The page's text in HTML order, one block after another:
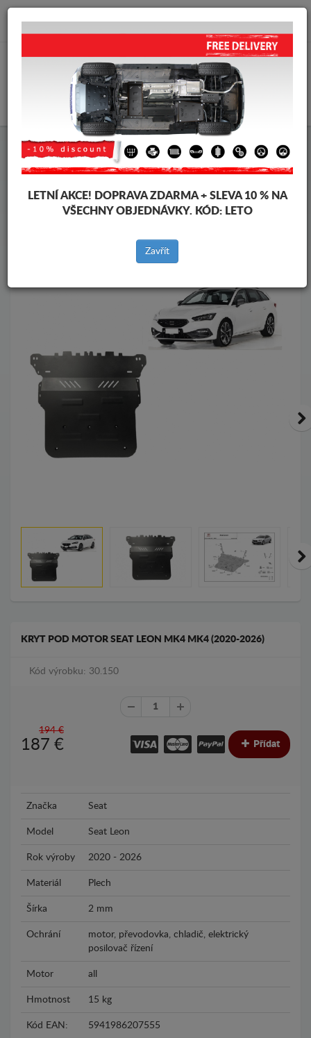
info@krytpodmotor.com
Kryt pod motor Seat Kryt pod motor Seat Leon
vozidel
Značky vozidel
Zpět na produkty
KRYT POD MOTOR SEAT LEON MK4 MK4 (2020-2026)
Kód výrobku: 30.150
194 €
187 € Přídat
Značka Seat
Model Seat Leon
Rok výroby 2020 - 2026
Materiál Plech
Šírka 2 mm
Ochrání
motor, převodovka, chladič, elektrický
posilovač řízení
Motor all
Hmotnost 15 kg
Kód EAN: 5941986207555
LETNÍ AKCE! DOPRAVA ZDARMA + SLEVA 10 % NA
VŠECHNY OBJEDNÁVKY. KÓD: LETO
Zavřít